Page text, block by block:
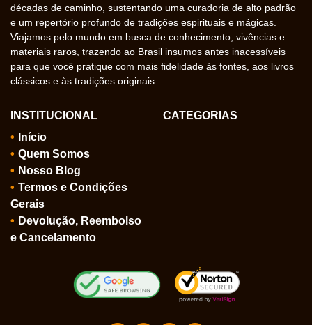
décadas de caminho, sustentando uma curadoria de alto padrão
e um repertório profundo de tradições espirituais e mágicas.
Viajamos pelo mundo em busca de conhecimento, vivências e
materiais raros, trazendo ao Brasil insumos antes inacessíveis
para que você pratique com mais fidelidade às fontes, aos livros
clássicos e às tradições originais.
INSTITUCIONAL
Início
Quem Somos
Nosso Blog
Termos e Condições
Gerais
Devolução, Reembolso
e Cancelamento
CATEGORIAS